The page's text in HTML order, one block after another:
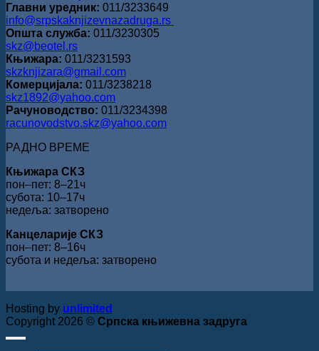
Главни уредник: 011/3233649
info@srpskaknjizevnazadruga.rs
Општа служба: 011/3230305
skz@beotel.rs
Књижара: 011/3231593
skzknjizara@gmail.com
Комерцијала: 011/3238218
skz1892@yahoo.com
Рачуноводство: 011/3234398
racunovodstvo.skz@yahoo.com
РАДНО ВРЕМЕ
Књижара СКЗ
пон‒пет: 8‒21ч
субота: 10‒17ч
недеља: затворено
Канцеларије СКЗ
пон‒пет: 8‒16ч
субота и недеља: затворено
Hosting by unlimited
Copyright 2026 © Српска књижевна задруга